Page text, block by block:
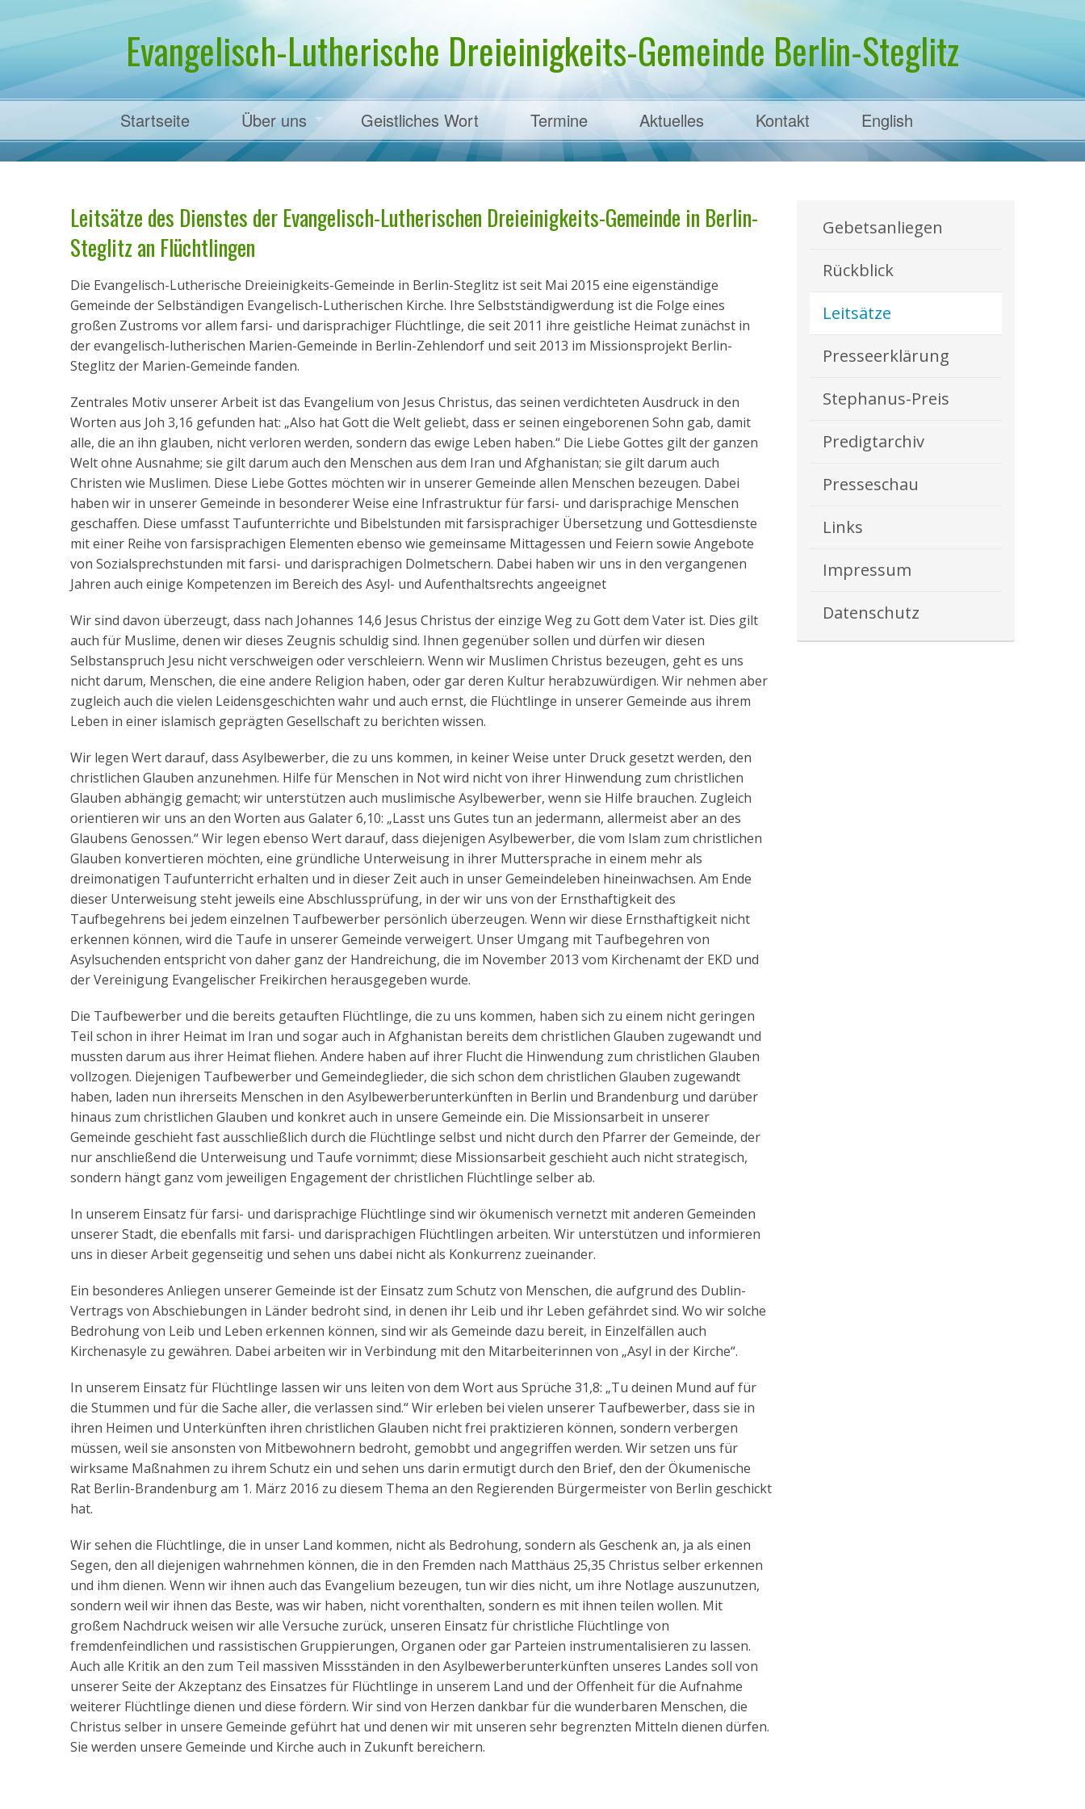
Evangelisch-Lutherische Dreieinigkeits-Gemeinde Berlin-Steglitz
Startseite
Über uns
Pfarrer Dr. Martens
Geistliches Wort Termine Aktuelles Kontakt English
Leitsätze des Dienstes der Evangelisch-Lutherischen Dreieinigkeits-Gemeinde in Berlin-
Steglitz an Flüchtlingen
Die Evangelisch-Lutherische Dreieinigkeits-Gemeinde in Berlin-Steglitz ist seit Mai 2015 eine eigenständige
Gemeinde der Selbständigen Evangelisch-Lutherischen Kirche. Ihre Selbstständigwerdung ist die Folge eines
großen Zustroms vor allem farsi- und darisprachiger Flüchtlinge, die seit 2011 ihre geistliche Heimat zunächst in
der evangelisch-lutherischen Marien-Gemeinde in Berlin-Zehlendorf und seit 2013 im Missionsprojekt Berlin-
Steglitz der Marien-Gemeinde fanden.
Zentrales Motiv unserer Arbeit ist das Evangelium von Jesus Christus, das seinen verdichteten Ausdruck in den
Worten aus Joh 3,16 gefunden hat: „Also hat Gott die Welt geliebt, dass er seinen eingeborenen Sohn gab, damit
alle, die an ihn glauben, nicht verloren werden, sondern das ewige Leben haben.“ Die Liebe Gottes gilt der ganzen
Welt ohne Ausnahme; sie gilt darum auch den Menschen aus dem Iran und Afghanistan; sie gilt darum auch
Christen wie Muslimen. Diese Liebe Gottes möchten wir in unserer Gemeinde allen Menschen bezeugen. Dabei
haben wir in unserer Gemeinde in besonderer Weise eine Infrastruktur für farsi- und darisprachige Menschen
geschaffen. Diese umfasst Taufunterrichte und Bibelstunden mit farsisprachiger Übersetzung und Gottesdienste
mit einer Reihe von farsisprachigen Elementen ebenso wie gemeinsame Mittagessen und Feiern sowie Angebote
von Sozialsprechstunden mit farsi- und darisprachigen Dolmetschern. Dabei haben wir uns in den vergangenen
Jahren auch einige Kompetenzen im Bereich des Asyl- und Aufenthaltsrechts angeeignet
Wir sind davon überzeugt, dass nach Johannes 14,6 Jesus Christus der einzige Weg zu Gott dem Vater ist. Dies gilt
auch für Muslime, denen wir dieses Zeugnis schuldig sind. Ihnen gegenüber sollen und dürfen wir diesen
Selbstanspruch Jesu nicht verschweigen oder verschleiern. Wenn wir Muslimen Christus bezeugen, geht es uns
nicht darum, Menschen, die eine andere Religion haben, oder gar deren Kultur herabzuwürdigen. Wir nehmen aber
zugleich auch die vielen Leidensgeschichten wahr und auch ernst, die Flüchtlinge in unserer Gemeinde aus ihrem
Leben in einer islamisch geprägten Gesellschaft zu berichten wissen.
Wir legen Wert darauf, dass Asylbewerber, die zu uns kommen, in keiner Weise unter Druck gesetzt werden, den
christlichen Glauben anzunehmen. Hilfe für Menschen in Not wird nicht von ihrer Hinwendung zum christlichen
Glauben abhängig gemacht; wir unterstützen auch muslimische Asylbewerber, wenn sie Hilfe brauchen. Zugleich
orientieren wir uns an den Worten aus Galater 6,10: „Lasst uns Gutes tun an jedermann, allermeist aber an des
Glaubens Genossen.“ Wir legen ebenso Wert darauf, dass diejenigen Asylbewerber, die vom Islam zum christlichen
Glauben konvertieren möchten, eine gründliche Unterweisung in ihrer Muttersprache in einem mehr als
dreimonatigen Taufunterricht erhalten und in dieser Zeit auch in unser Gemeindeleben hineinwachsen. Am Ende
dieser Unterweisung steht jeweils eine Abschlussprüfung, in der wir uns von der Ernsthaftigkeit des
Taufbegehrens bei jedem einzelnen Taufbewerber persönlich überzeugen. Wenn wir diese Ernsthaftigkeit nicht
erkennen können, wird die Taufe in unserer Gemeinde verweigert. Unser Umgang mit Taufbegehren von
Asylsuchenden entspricht von daher ganz der Handreichung, die im November 2013 vom Kirchenamt der EKD und
der Vereinigung Evangelischer Freikirchen herausgegeben wurde.
Die Taufbewerber und die bereits getauften Flüchtlinge, die zu uns kommen, haben sich zu einem nicht geringen
Teil schon in ihrer Heimat im Iran und sogar auch in Afghanistan bereits dem christlichen Glauben zugewandt und
mussten darum aus ihrer Heimat fliehen. Andere haben auf ihrer Flucht die Hinwendung zum christlichen Glauben
vollzogen. Diejenigen Taufbewerber und Gemeindeglieder, die sich schon dem christlichen Glauben zugewandt
haben, laden nun ihrerseits Menschen in den Asylbewerberunterkünften in Berlin und Brandenburg und darüber
hinaus zum christlichen Glauben und konkret auch in unsere Gemeinde ein. Die Missionsarbeit in unserer
Gemeinde geschieht fast ausschließlich durch die Flüchtlinge selbst und nicht durch den Pfarrer der Gemeinde, der
nur anschließend die Unterweisung und Taufe vornimmt; diese Missionsarbeit geschieht auch nicht strategisch,
sondern hängt ganz vom jeweiligen Engagement der christlichen Flüchtlinge selber ab.
In unserem Einsatz für farsi- und darisprachige Flüchtlinge sind wir ökumenisch vernetzt mit anderen Gemeinden
unserer Stadt, die ebenfalls mit farsi- und darisprachigen Flüchtlingen arbeiten. Wir unterstützen und informieren
uns in dieser Arbeit gegenseitig und sehen uns dabei nicht als Konkurrenz zueinander.
Ein besonderes Anliegen unserer Gemeinde ist der Einsatz zum Schutz von Menschen, die aufgrund des Dublin-
Vertrags von Abschiebungen in Länder bedroht sind, in denen ihr Leib und ihr Leben gefährdet sind. Wo wir solche
Bedrohung von Leib und Leben erkennen können, sind wir als Gemeinde dazu bereit, in Einzelfällen auch
Kirchenasyle zu gewähren. Dabei arbeiten wir in Verbindung mit den Mitarbeiterinnen von „Asyl in der Kirche“.
In unserem Einsatz für Flüchtlinge lassen wir uns leiten von dem Wort aus Sprüche 31,8: „Tu deinen Mund auf für
die Stummen und für die Sache aller, die verlassen sind.“ Wir erleben bei vielen unserer Taufbewerber, dass sie in
ihren Heimen und Unterkünften ihren christlichen Glauben nicht frei praktizieren können, sondern verbergen
müssen, weil sie ansonsten von Mitbewohnern bedroht, gemobbt und angegriffen werden. Wir setzen uns für
wirksame Maßnahmen zu ihrem Schutz ein und sehen uns darin ermutigt durch den Brief, den der Ökumenische
Rat Berlin-Brandenburg am 1. März 2016 zu diesem Thema an den Regierenden Bürgermeister von Berlin geschickt
hat.
Wir sehen die Flüchtlinge, die in unser Land kommen, nicht als Bedrohung, sondern als Geschenk an, ja als einen
Segen, den all diejenigen wahrnehmen können, die in den Fremden nach Matthäus 25,35 Christus selber erkennen
und ihm dienen. Wenn wir ihnen auch das Evangelium bezeugen, tun wir dies nicht, um ihre Notlage auszunutzen,
sondern weil wir ihnen das Beste, was wir haben, nicht vorenthalten, sondern es mit ihnen teilen wollen. Mit
großem Nachdruck weisen wir alle Versuche zurück, unseren Einsatz für christliche Flüchtlinge von
fremdenfeindlichen und rassistischen Gruppierungen, Organen oder gar Parteien instrumentalisieren zu lassen.
Auch alle Kritik an den zum Teil massiven Missständen in den Asylbewerberunterkünften unseres Landes soll von
unserer Seite der Akzeptanz des Einsatzes für Flüchtlinge in unserem Land und der Offenheit für die Aufnahme
weiterer Flüchtlinge dienen und diese fördern. Wir sind von Herzen dankbar für die wunderbaren Menschen, die
Christus selber in unsere Gemeinde geführt hat und denen wir mit unseren sehr begrenzten Mitteln dienen dürfen.
Sie werden unsere Gemeinde und Kirche auch in Zukunft bereichern.
Gebetsanliegen
Rückblick
Leitsätze
Presseerklärung
Stephanus-Preis
Predigtarchiv
Presseschau
Links
Impressum
Datenschutz